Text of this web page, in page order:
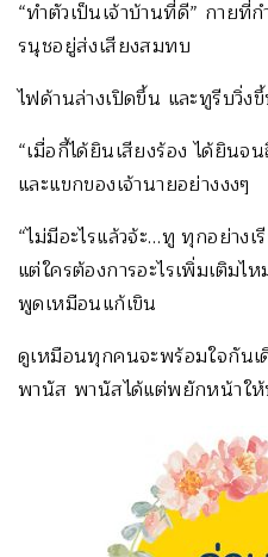
“ทำตัวเป็นเจ้าบ้านที่ดี” กาย
รนุชอยู่ส่งเสียงสมทบ
ไฟด้านล่างเปิดขึ้น และทูรีบวิ่ง
“เมื่อกี้ได้ยินเสียงร้อง ได้ยิน
และแขกของเจ้านายอย่างงงๆ
“ไม่มีอะไรแล้วจ้ะ…ทู ทุกอย่าง
แต่ใครต้องการอะไรเพิ่มเติมไ
พูดเหมือนแก้เขิน
ดูเหมือนทุกคนจะพร้อมใจกันเ
พานัส พานัสได้แต่พยักหน้าใ